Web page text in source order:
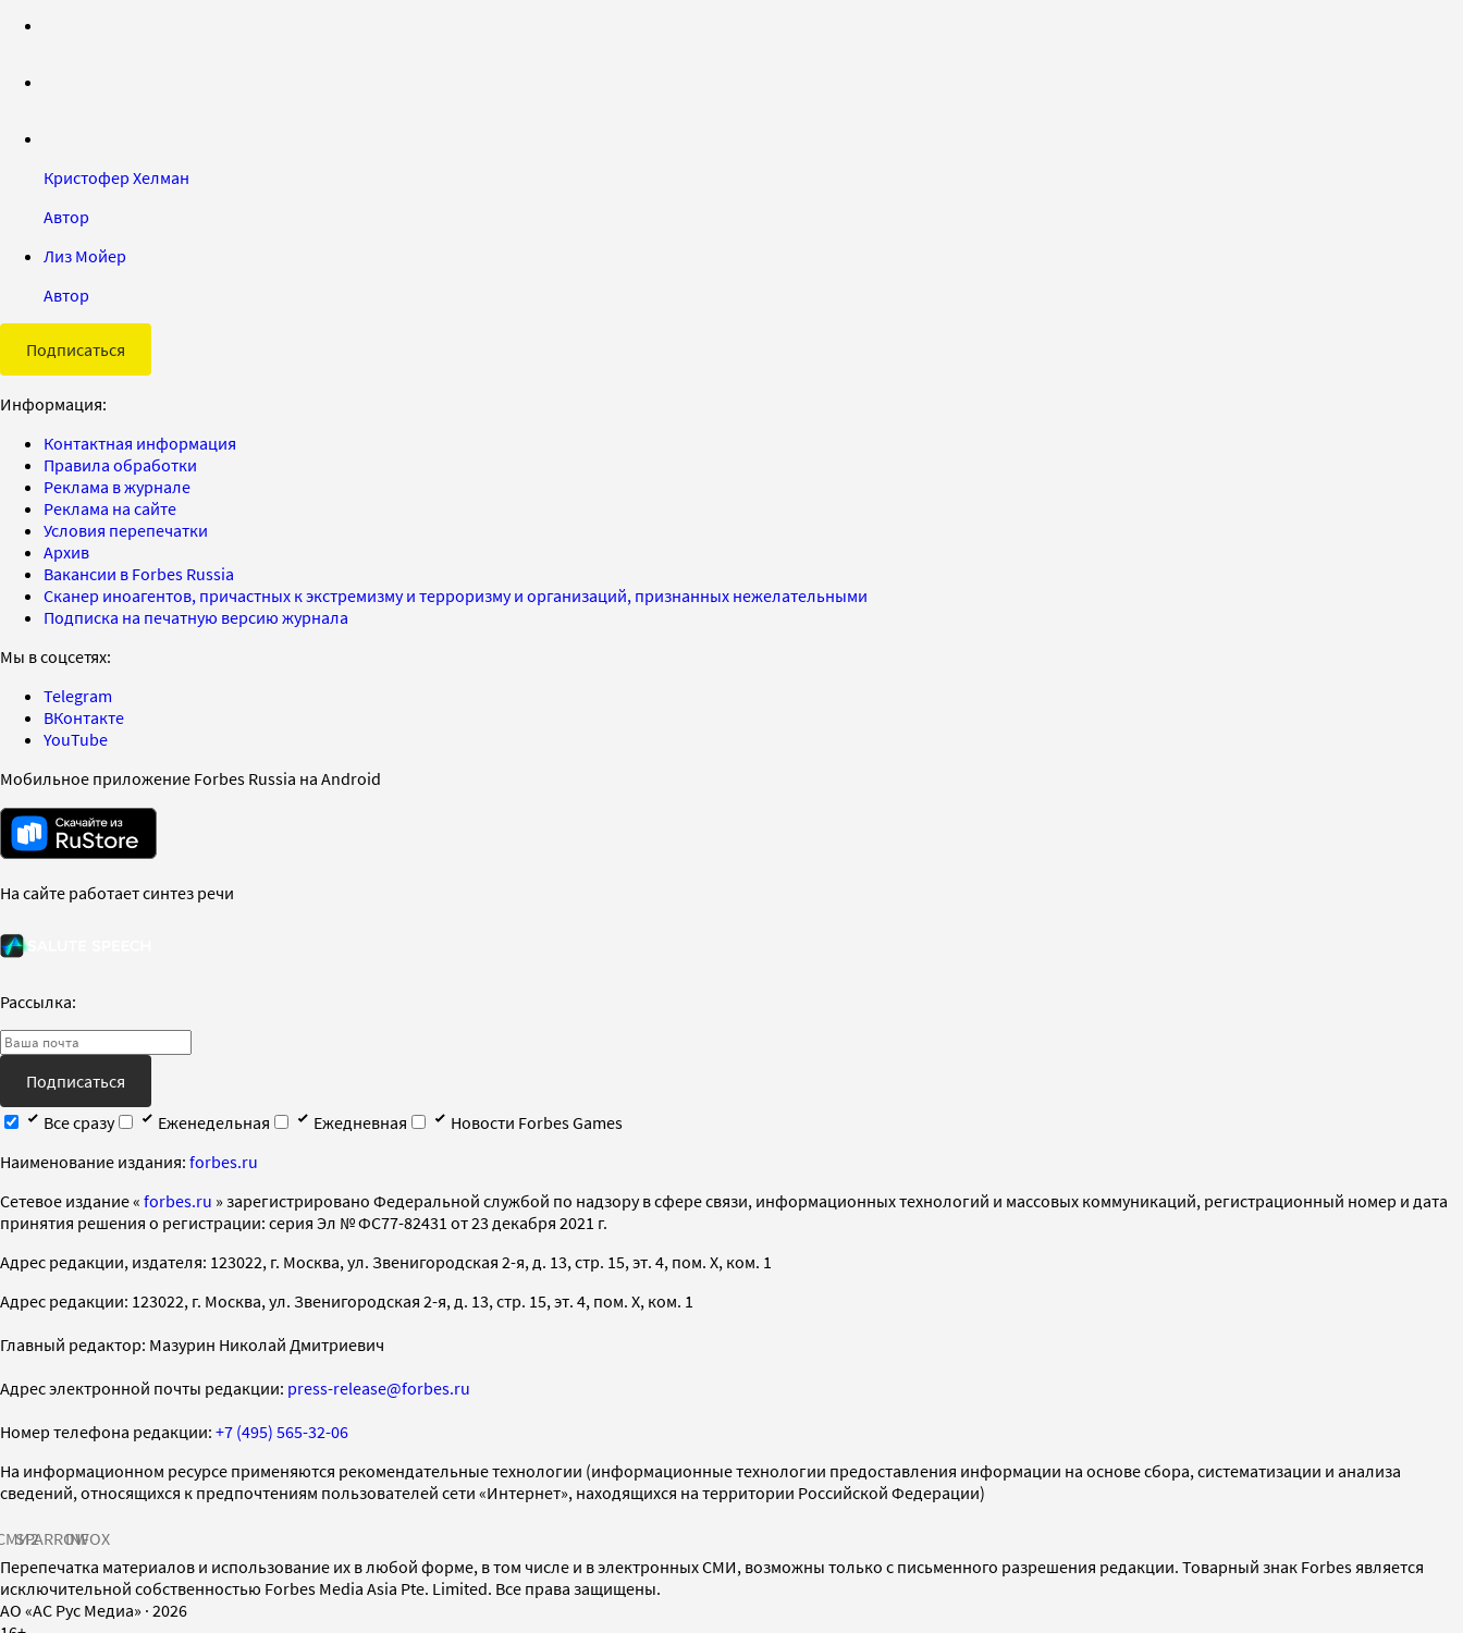
Кристофер Хелман
Автор
Лиз Мойер
Автор
Подписаться
Информация:
Контактная информация
Правила обработки
Реклама в журнале
Реклама на сайте
Условия перепечатки
Архив
Вакансии в Forbes Russia
Сканер иноагентов, причастных к экстремизму и терроризму и организаций, признанных нежелательными
Подписка на печатную версию журнала
Мы в соцсетях:
Telegram
ВКонтакте
YouTube
Мобильное приложение Forbes Russia на Android
На сайте работает синтез речи
Рассылка:
Подписаться
Все сразу
Еженедельная Ежедневная
Новости Forbes Games
Наименование издания: forbes.ru
Cетевое издание « forbes.ru » зарегистрировано Федеральной службой по надзору в сфере связи, информационных технологий и массовых коммуникаций, регистрационный номер и дата
принятия решения о регистрации: серия Эл № ФС77-82431 от 23 декабря 2021 г.
Адрес редакции, издателя: 123022, г. Москва, ул. Звенигородская 2-я, д. 13, стр. 15, эт. 4, пом. X, ком. 1
Адрес редакции: 123022, г. Москва, ул. Звенигородская 2-я, д. 13, стр. 15, эт. 4, пом. X, ком. 1
Главный редактор: Мазурин Николай Дмитриевич
Адрес электронной почты редакции: press-release@forbes.ru
Номер телефона редакции: +7 (495) 565-32-06
На информационном ресурсе применяются рекомендательные технологии (информационные технологии предоставления информации на основе сбора, систематизации и анализа
сведений, относящихся к предпочтениям пользователей сети «Интернет», находящихся на территории Российской Федерации)
SPARROWINFOX
Перепечатка материалов и использование их в любой форме, в том числе и в электронных СМИ, возможны только с письменного разрешения редакции. Товарный знак Forbes является
исключительной собственностью Forbes Media Asia Pte. Limited. Все права защищены.
AO «АС Рус Медиа» · 2026